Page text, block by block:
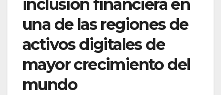
inclusión financiera en
una de las regiones de
activos digitales de
mayor crecimiento del
mundo